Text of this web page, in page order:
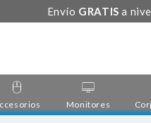
Envío GRATISa
Monitores